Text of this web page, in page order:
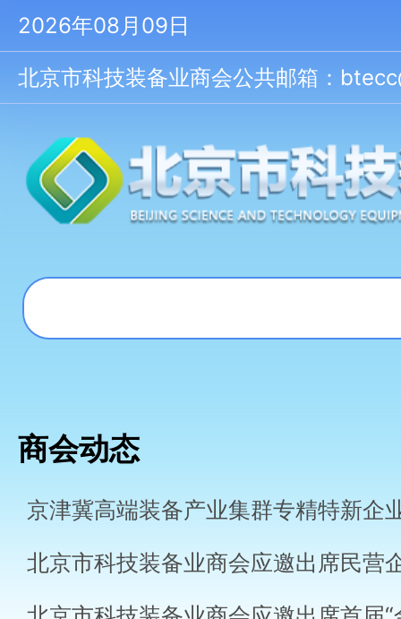
2026年08月09日
北京市科技装备业商会公共邮箱：
商会动态